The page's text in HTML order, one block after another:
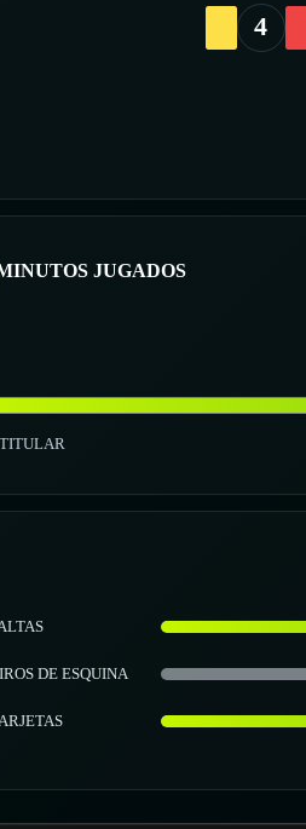
4
JUGADOS
TITULAR
DE ESQUINA